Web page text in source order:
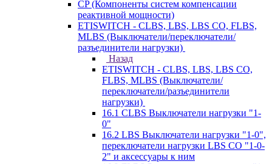
CP (Компоненты систем компенсации
реактивной мощности)
ETISWITCH - CLBS, LBS, LBS CO, FLBS,
MLBS (Выключатели/переключатели/
разъединители нагрузки)
Назад
ETISWITCH - CLBS, LBS, LBS CO,
FLBS, MLBS (Выключатели/
переключатели/разъединители
нагрузки)
16.1 CLBS Выключатели нагрузки "1-
0"
16.2 LBS Выключатели нагрузки "1-0",
переключатели нагрузки LBS CO "1-0-
2" и аксессуары к ним